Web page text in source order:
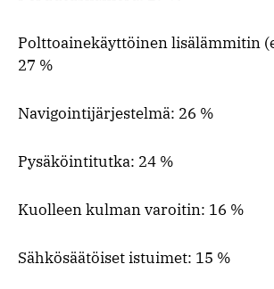
Polttoainekäyttöinen lisälämmitin
27 %
Navigointijärjestelmä: 26 %
Pysäköintitutka: 24 %
Kuolleen kulman varoitin: 16 %
Sähkösäätöiset istuimet: 15 %